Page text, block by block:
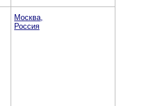
Москва,
Россия